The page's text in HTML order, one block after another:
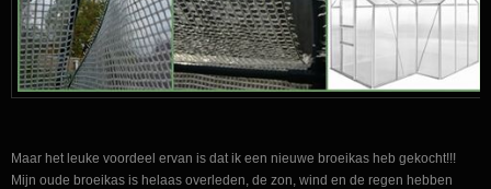
Maar het leuke voordeel ervan is dat ik een nieuwe broeikas heb gekocht!!!
Mijn oude broeikas is helaas overleden, de zon, wind en de regen hebben